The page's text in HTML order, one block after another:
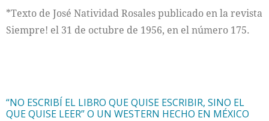
*Texto de José Natividad Rosales publicado en la revista
Siempre! el 31 de octubre de 1956, en el número 175.
“NO ESCRIBÍ EL LIBRO QUE QUISE ESCRIBIR, SINO EL
QUE QUISE LEER” O UN WESTERN HECHO EN MÉXICO